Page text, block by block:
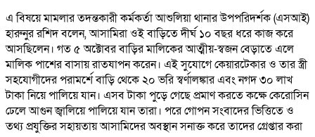
এ বিষয়ে মামলার তদন্তকারী কর্মকর্তা আশুলিয়া থানার উপপরিদর্শক (এসআই)
হারুনুর রশিদ বলেন, আসামিরা ওই বাড়িতে দীর্ঘ ১০ বছর ধরে কাজ করে
আসছিলেন। গত ৫ অক্টোবর বাড়ির মালিকের আত্মীয়-স্বজন বেড়াতে এলে
মালিক পাশের বাসায় রাতযাপন করেন। এই সুযোগে কেয়ারটেকার ও তার স্ত্রী
সহযোগীদের পরামর্শে বাড়ি থেকে ২০ ভরি স্বর্ণালঙ্কার এবং নগদ ৩০ লাখ
টাকা নিয়ে পালিয়ে যান। এসব টাকা পুড়ে গেছে প্রমাণ করতে কক্ষে কেরোসিন
ঢেলে আগুন জ্বালিয়ে পালিয়ে যান তারা। পরে গোপন সংবাদের ভিত্তিতে ও
তথ্য প্রযুক্তির সহায়তায় আসামিদের অবস্থান সনাক্ত করে তাদের গ্রেপ্তার করা